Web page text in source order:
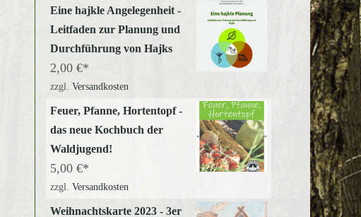
Eine hajkle Angelegenheit -
Leitfaden zur Planung und
Durchführung von Hajks
2,00 €
zzgl. Versandkosten
Feuer, Pfanne, Hortentopf -
das neue Kochbuch der
Waldjugend!
5,00 €
zzgl. Versandkosten
Weihnachtskarte 2023 - 3er